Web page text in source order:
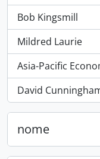
Bob Kingsmill
, 64 resultados
Mildred Laurie
, 61 resultados
Asia-Pacific
, 55 resultados
David
, 51 resultados
nome